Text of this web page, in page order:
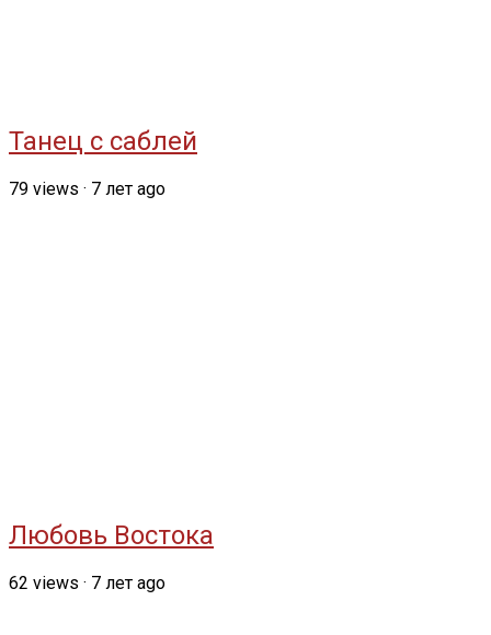
Танец с саблей
79 views · 7 лет ago
Любовь Востока
62 views · 7 лет ago